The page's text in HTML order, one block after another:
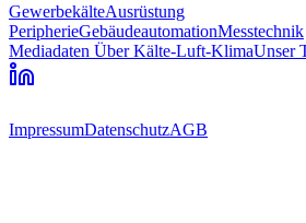
GewerbekälteAusrüstung
PeripherieGebäudeautomationMesstechnik
Mediadaten Über Kälte-Luft-KlimaUnser
ImpressumDatenschutzAGB